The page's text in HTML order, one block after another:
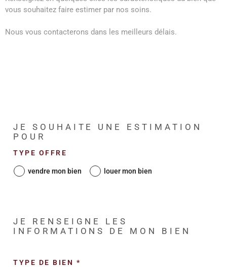
vous souhaitez faire estimer par nos soins.
Nous vous contacterons dans les meilleurs délais.
JE SOUHAITE UNE ESTIMATION
POUR
TYPE OFFRE
vendre mon bien louer mon bien
JE RENSEIGNE LES
INFORMATIONS DE MON BIEN
TYPE DE BIEN *